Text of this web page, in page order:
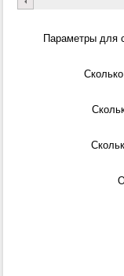
Параметры для